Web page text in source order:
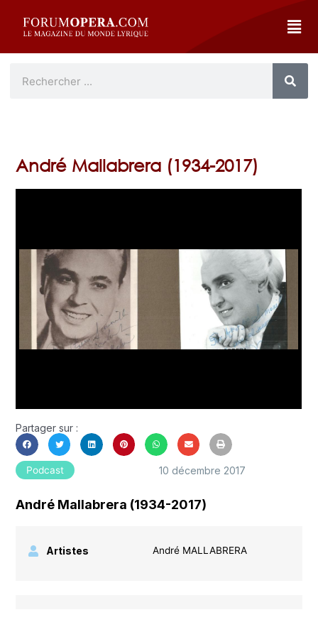
André Mallabrera (1934-2017)
Partager sur :
Podcast 10 décembre 2017
André Mallabrera (1934-2017)
Artistes André MALLABRERA